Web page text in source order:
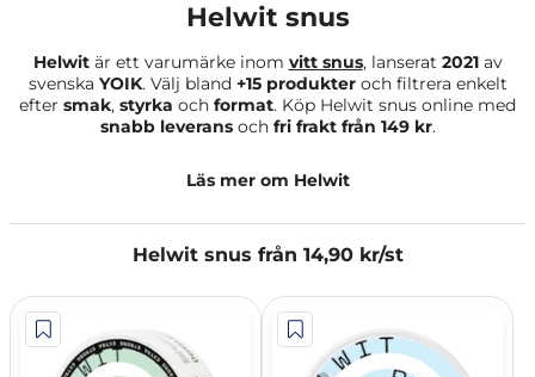
Helwit snus
Helwitär ett varumärke inom vitt snus, lanserat 2021av
svenska YOIK. Välj bland +15 produkteroch filtrera enkelt
efter smak, styrka och format. Köp Helwit snus online med
snabb leveransoch fri frakt från 149 kr.
Läs mer om Helwit
Helwit snus från 14,90 kr/st